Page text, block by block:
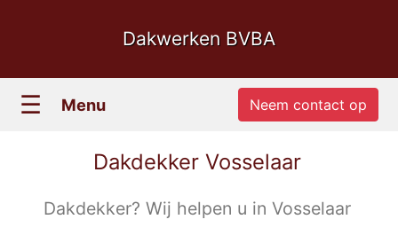
Dakwerken BVBA
☰ Menu Neem contact op
Dakdekker Vosselaar
Dakdekker? Wij helpen u in Vosselaar